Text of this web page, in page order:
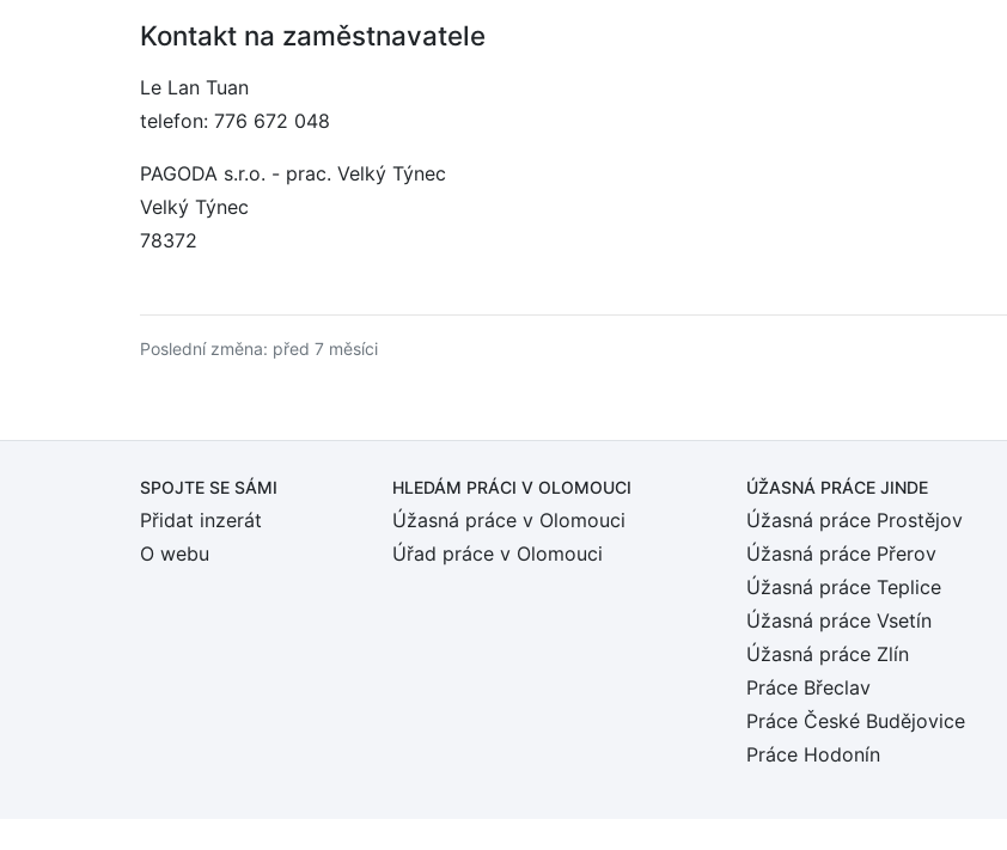
Kontakt na zaměstnavatele
Le Lan Tuan
telefon: 776 672 048
PAGODA s.r.o. - prac. Velký Týnec
Velký Týnec
78372
Poslední změna: před 7 měsíci
SPOJTE SE SÁMI
Přidat inzerát
O webu
HLEDÁM PRÁCI V OLOMOUCI
Úžasná práce v Olomouci
Úřad práce v Olomouci
ÚŽASNÁ PRÁCE JINDE
Úžasná práce Prostějov
Úžasná práce Přerov
Úžasná práce Teplice
Úžasná práce Vsetín
Úžasná práce Zlín
Práce Břeclav
Práce České Budějovice
Práce Hodonín